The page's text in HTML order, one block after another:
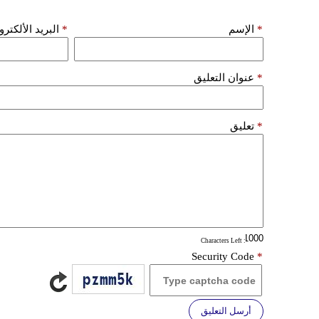
الإسم * البريد *
عنوان التعليق *
تعليق *
: Characters Left
Security Code *
أرسل التعليق